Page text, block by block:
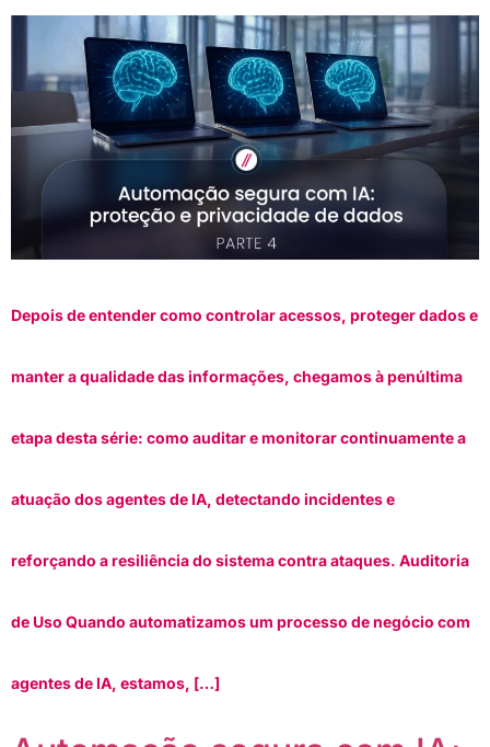
Depois de entender como controlar acessos, proteger dados e
manter a qualidade das informações, chegamos à penúltima
etapa desta série: como auditar e monitorar continuamente a
atuação dos agentes de IA, detectando incidentes e
reforçando a resiliência do sistema contra ataques. Auditoria
de Uso Quando automatizamos um processo de negócio com
agentes de IA, estamos, […]